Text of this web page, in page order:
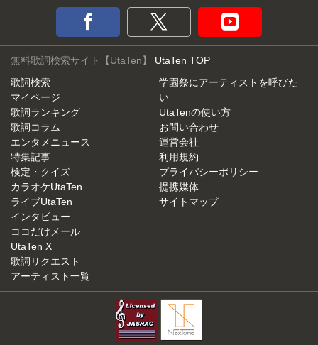
無料歌詞検索サイト【UtaTen】 UtaTen TOP
歌詞検索
マイページ
歌詞ランキング
歌詞コラム
エンタメニュース
特集記事
検定・クイズ
カラオケUtaTen
ライブUtaTen
インタビュー
ココだけメール
UtaTen X
歌詞リクエスト
アーティスト一覧
学園祭にアーティストを呼びた
い
UtaTenの使い方
お問い合わせ
運営会社
利用規約
プライバシーポリシー
提携媒体
サイトマップ